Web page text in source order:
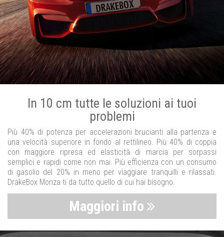
In 10 cm tutte le soluzioni ai tuoi
problemi
Più 40% di potenza per accelerazioni brucianti alla partenza e
una velocità superiore in fondo al rettilineo. Più 40% di coppia
con maggiore ripresa ed elasticità di marcia per sorpassi
semplici e rapidi come non mai. Più efficienza con un consumo
di gasolio del 20% in meno per viaggiare tranquilli e rilassati.
DrakeBox Monza ti da tutto quello di cui hai bisogno.
Maggiori info